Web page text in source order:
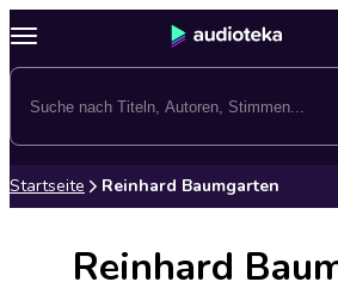
Startseite Reinhard Baumgarten
Reinhard